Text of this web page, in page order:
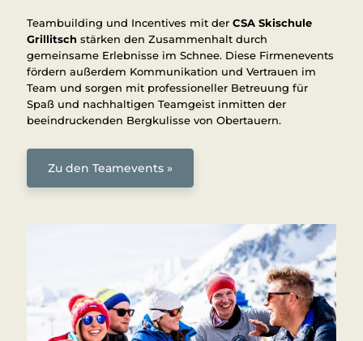
Teambuilding und Incentives mit der CSA Skischule
Grillitsch stärken den Zusammenhalt durch
gemeinsame Erlebnisse im Schnee. Diese Firmenevents
fördern außerdem Kommunikation und Vertrauen im
Team und sorgen mit professioneller Betreuung für
Spaß und nachhaltigen Teamgeist inmitten der
beeindruckenden Bergkulisse von Obertauern.
Zu den Teamevents »